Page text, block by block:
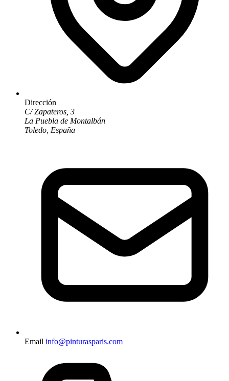
Dirección
C/ Zapateros, 3
La Puebla de Montalbán
Toledo, España
Email info@pinturasparis.com